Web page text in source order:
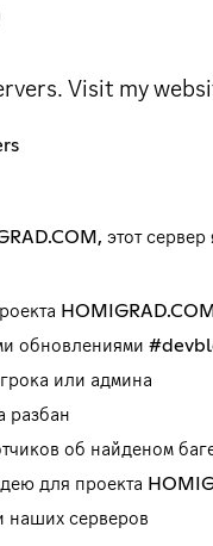
Visit my
этот
HOMIGRAD.COM
обновлениями
или админа
разбан
об найденом
для проекта
наших серверов